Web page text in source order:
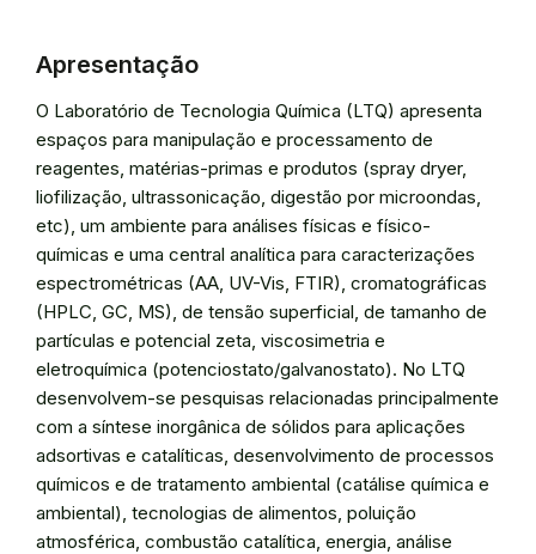
Apresentação
O Laboratório de Tecnologia Química (LTQ) apresenta
espaços para manipulação e processamento de
reagentes, matérias-primas e produtos (spray dryer,
liofilização, ultrassonicação, digestão por microondas,
etc), um ambiente para análises físicas e físico-
químicas e uma central analítica para caracterizações
espectrométricas (AA, UV-Vis, FTIR), cromatográficas
(HPLC, GC, MS), de tensão superficial, de tamanho de
partículas e potencial zeta, viscosimetria e
eletroquímica (potenciostato/galvanostato). No LTQ
desenvolvem-se pesquisas relacionadas principalmente
com a síntese inorgânica de sólidos para aplicações
adsortivas e catalíticas, desenvolvimento de processos
químicos e de tratamento ambiental (catálise química e
ambiental), tecnologias de alimentos, poluição
atmosférica, combustão catalítica, energia, análise